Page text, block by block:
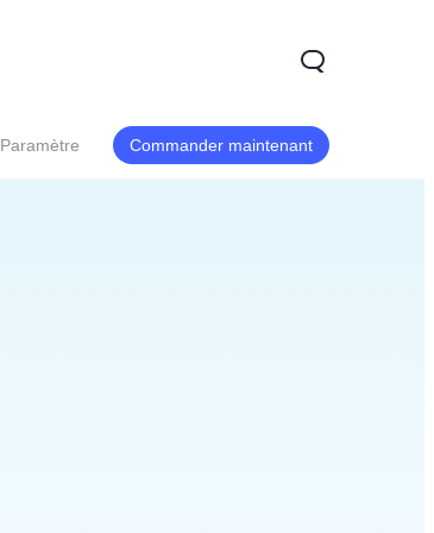
Paramètre Commander maintenant